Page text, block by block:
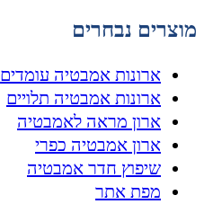
מוצרים נבחרים
ארונות אמבטיה עומדים
ארונות אמבטיה תלויים
ארון מראה לאמבטיה
ארון אמבטיה כפרי
שיפוץ חדר אמבטיה
מפת אתר